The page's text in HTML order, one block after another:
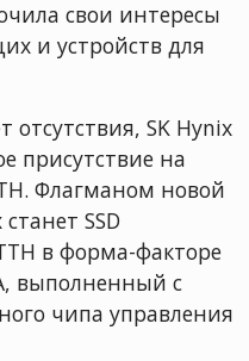
свои интересы
и устройств для
отсутствия, SK Hynix
присутствие на
Флагманом новой
SSD
в форма-факторе
выполненный с
чипа управления